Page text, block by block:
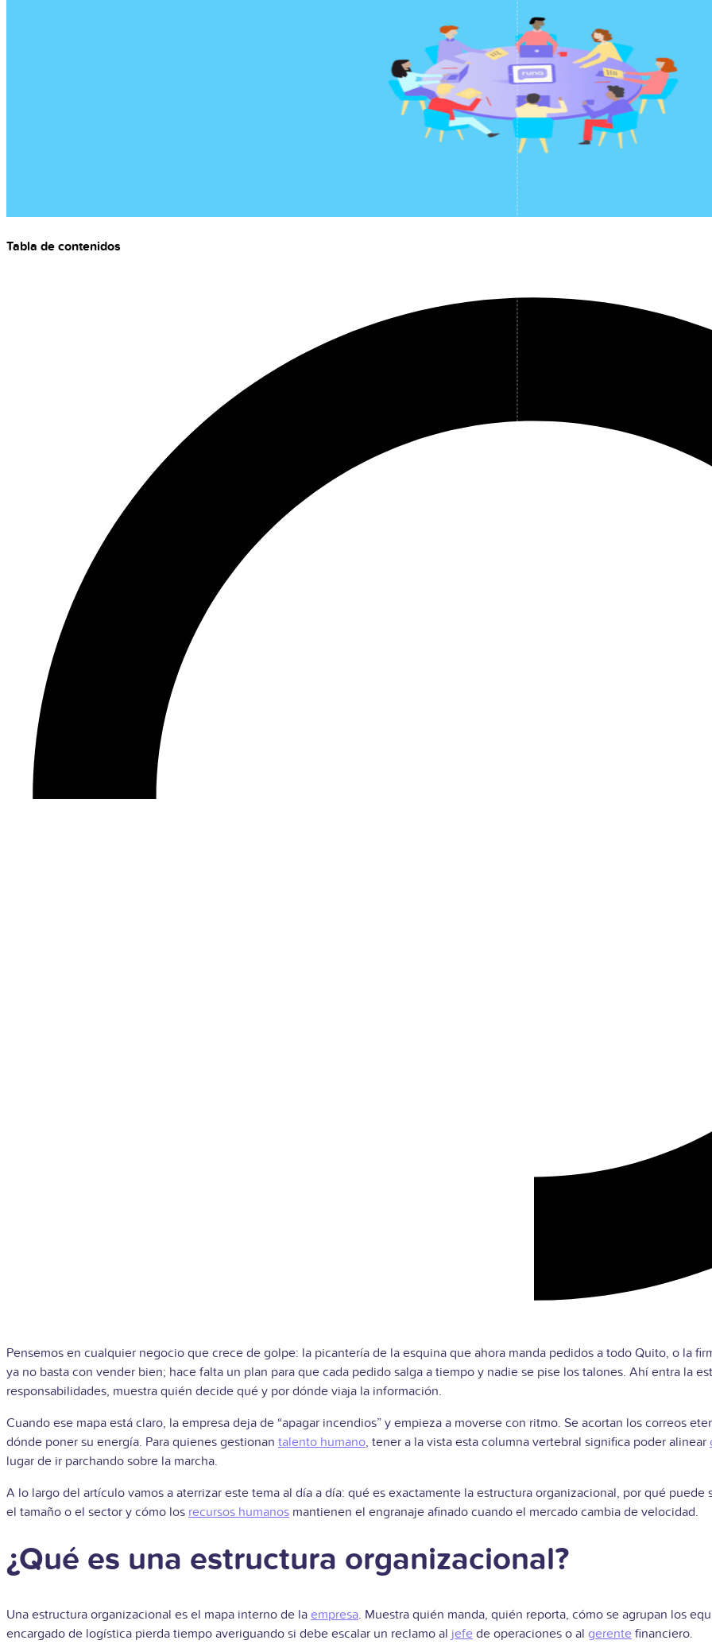
Tabla de contenidos
Pensemos en cualquier negocio que crece de golpe: la picantería de la esquina que ahora manda pedidos a todo Quito, o la
ya no basta con vender bien; hace falta un plan para que cada pedido salga a tiempo y nadie se pise los talones. Ahí entra la
responsabilidades, muestra quién decide qué y por dónde viaja la información.
Cuando ese mapa está claro, la empresa deja de “apagar incendios” y empieza a moverse con ritmo. Se acortan los correos
dónde poner su energía. Para quienes gestionan talento humano, tener a la vista esta columna vertebral significa poder alinear
lugar de ir parchando sobre la marcha.
A lo largo del artículo vamos a aterrizar este tema al día a día: qué es exactamente la estructura organizacional, por qué
el tamaño o el sector y cómo los recursos humanos mantienen el engranaje afinado cuando el mercado cambia de velocidad.
¿Qué es una estructura organizacional?
Una estructura organizacional es el mapa interno de la empresa. Muestra quién manda, quién reporta, cómo se agrupan los
encargado de logística pierda tiempo averiguando si debe escalar un reclamo al jefe de operaciones o al gerente financiero.